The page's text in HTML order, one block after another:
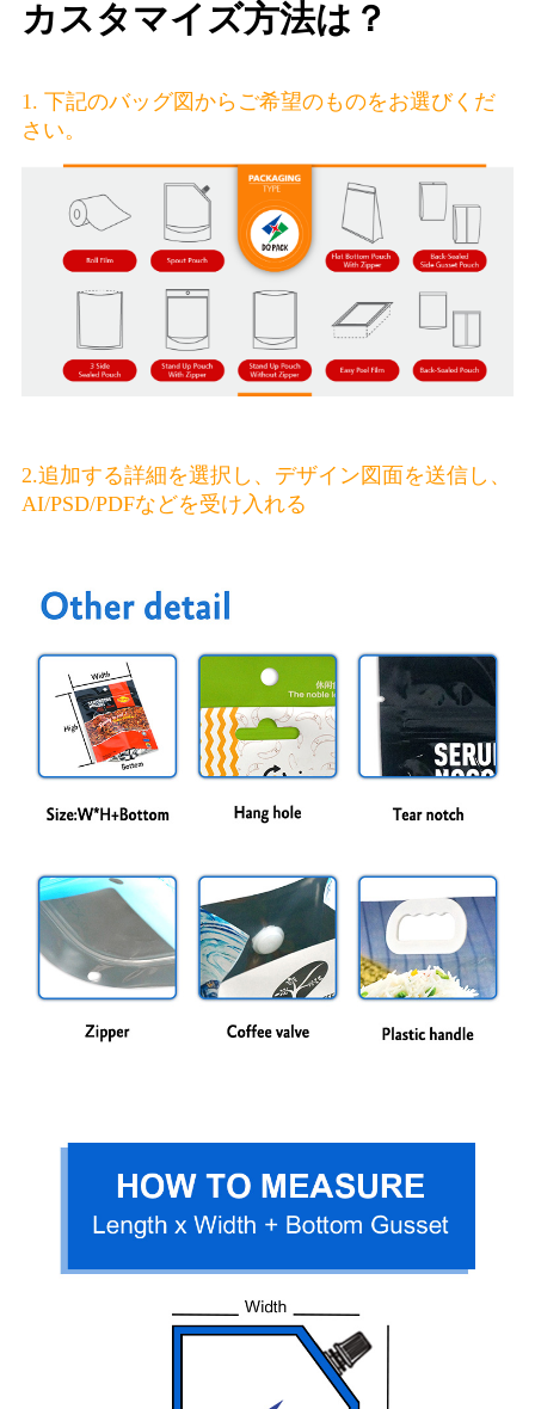
カスタマイズ方法は？
1. 下記のバッグ図からご希望のものをお選びくだ
さい。
2.追加する詳細を選択し、デザイン図面を送信し、
AI/PSD/PDFなどを受け入れる